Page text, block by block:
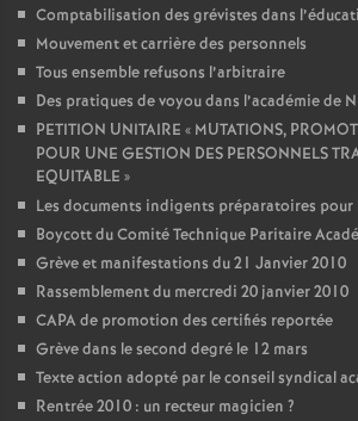
Comptabilisation des grévistes dans
Mouvement et carrière des personnels
Tous ensemble refusons l’arbitraire
Des pratiques de voyou dans l’académie de
PETITION UNITAIRE « MUTATIONS,
POUR UNE GESTION DES PERSONNELS
EQUITABLE »
Les documents indigents préparatoires pour
Boycott du Comité Technique Paritaire
Grève et manifestations du 21 Janvier 2010
Rassemblement du mercredi 20 janvier 2010
CAPA de promotion des certifiés reportée
Grève dans le second degré le 12 mars
Texte action adopté par le conseil syndical
Rentrée 2010 : un recteur magicien ?